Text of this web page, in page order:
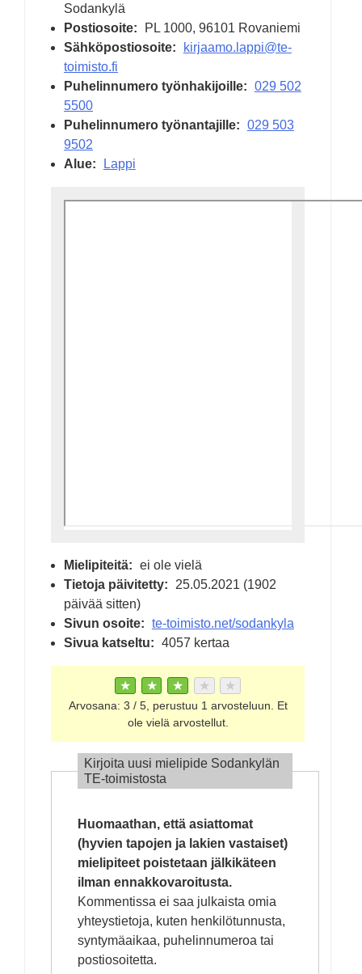
Sodankylä
Postiosoite:
PL 1000, 96101 Rovaniemi
Sähköpostiosoite:
kirjaamo.lappi@te-
toimisto.fi
Puhelinnumero työnhakijoille: 029 502
5500
Puhelinnumero työnantajille: 029 503
9502
Alue:
Lappi
Mielipiteitä: ei ole vielä
Tietoja päivitetty:
25.05.2021 (1902
päivää sitten)
Sivun osoite: te-toimisto.net/sodankyla
Sivua katseltu: 4057 kertaa
★ ★ ★ ★ ★
Arvosana: 3 / 5, perustuu 1 arvosteluun. Et
ole vielä arvostellut.
Kirjoita uusi mielipide Sodankylän
TE-toimistosta
Huomaathan, että asiattomat
(hyvien tapojen ja lakien vastaiset)
mielipiteet poistetaan jälkikäteen
ilman ennakkovaroitusta.
Kommentissa ei saa julkaista omia
yhteystietoja, kuten henkilötunnusta,
syntymäaikaa, puhelinnumeroa tai
postiosoitetta.